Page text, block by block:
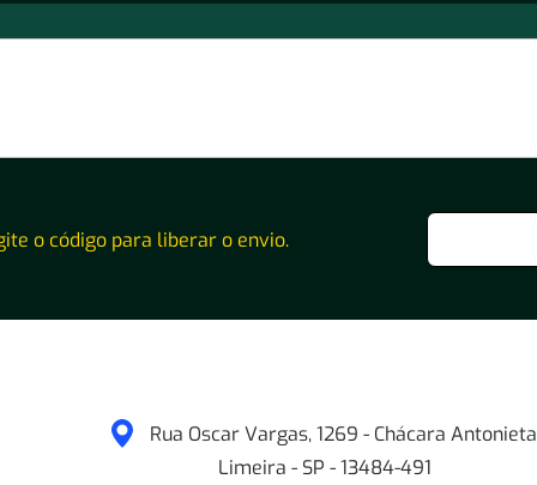
o código para liberar o envio.
Rua Oscar Vargas, 1269 - Chácara Antonieta
Limeira - SP -13484-491